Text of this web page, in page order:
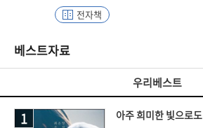
전자책
베스트자료
우리베스트
1 아주 희미한 빛으로도